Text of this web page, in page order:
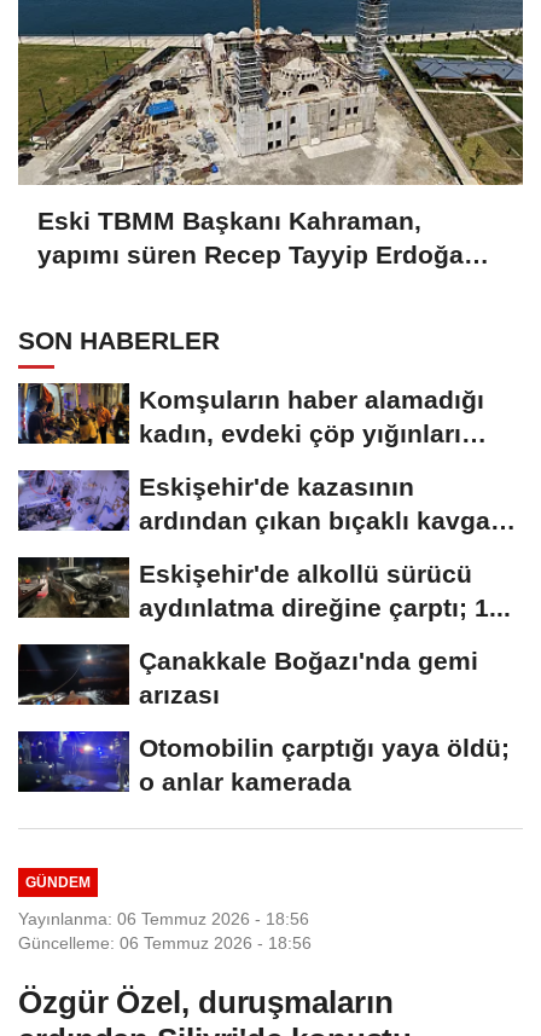
Eski TBMM Başkanı Kahraman,
yapımı süren Recep Tayyip Erdoğan
SON HABERLER
Komşuların haber alamadığı
kadın, evdeki çöp yığınları
Eskişehir'de kazasının
ardından çıkan bıçaklı kavga
Eskişehir'de alkollü sürücü
aydınlatma direğine çarptı; 1...
Çanakkale Boğazı'nda gemi
arızası
Otomobilin çarptığı yaya öldü;
o anlar kamerada
GÜNDEM
Yayınlanma: 06 Temmuz 2026 - 18:56
Güncelleme: 06 Temmuz 2026 - 18:56
Özgür Özel, duruşmaların